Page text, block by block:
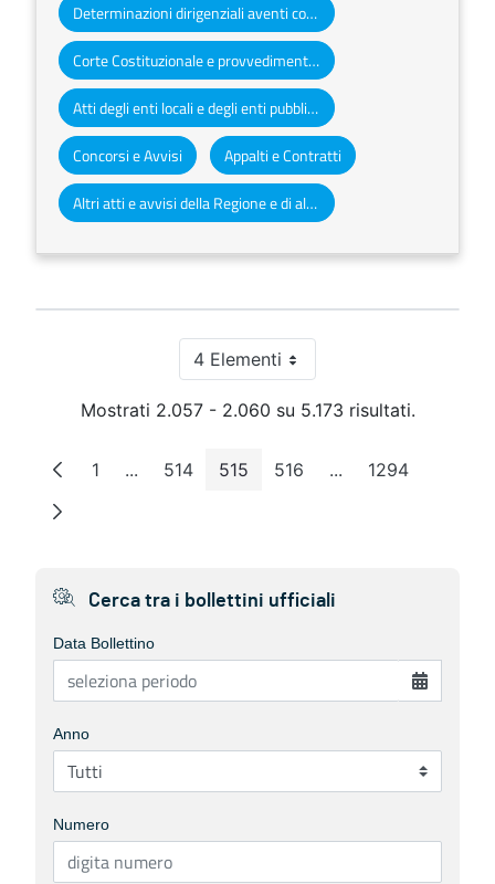
Determinazioni dirigenziali aventi contenuto di interesse generale
Corte Costituzionale e provvedimenti organi giurisdizionali
Atti degli enti locali e degli enti pubblici e privati
Concorsi e Avvisi Appalti e Contratti
Altri atti e avvisi della Regione e di altri enti pubblici che interessano la collettività regionale
4 ElementiPer pagina
Mostrati 2.057 - 2.060 su 5.173 risultati.
Pagina
1 ...Pagine intermedie
Pagina
514 Pagina
515 Pagina
516 ...Pagine intermedie
Pagina
1294
Cerca tra i bollettini ufficiali
Data Bollettino
Anno
Numero